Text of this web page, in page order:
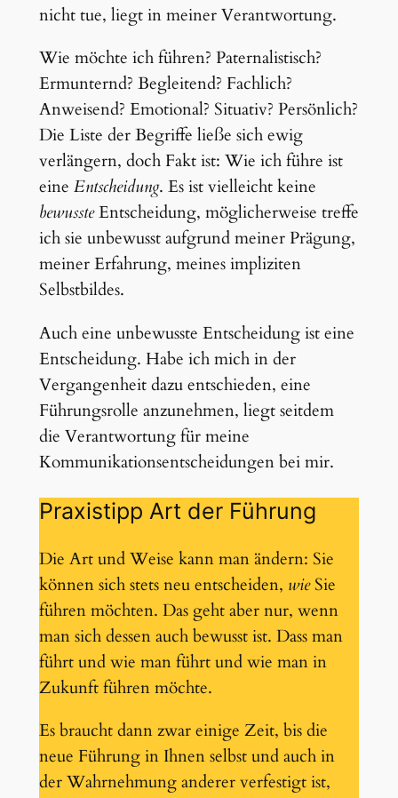
nicht tue, liegt in meiner Verantwortung.
Wie möchte ich führen? Paternalistisch?
Ermunternd? Begleitend? Fachlich?
Anweisend? Emotional? Situativ? Persönlich?
Die Liste der Begriffe ließe sich ewig
verlängern, doch Fakt ist: Wie ich führe ist
eine Entscheidung. Es ist vielleicht keine
bewussteEntscheidung, möglicherweise treffe
ich sie unbewusst aufgrund meiner Prägung,
meiner Erfahrung, meines impliziten
Selbstbildes.
Auch eine unbewusste Entscheidung ist eine
Entscheidung. Habe ich mich in der
Vergangenheit dazu entschieden, eine
Führungsrolle anzunehmen, liegt seitdem
die Verantwortung für meine
Kommunikationsentscheidungen bei mir.
Praxistipp Art der Führung
Die Art und Weise kann man ändern: Sie
können sich stets neu entscheiden, wieSie
führen möchten. Das geht aber nur, wenn
man sich dessen auch bewusst ist. Dass man
führt und wie man führt und wie man in
Zukunft führen möchte.
Es braucht dann zwar einige Zeit, bis die
neue Führung in Ihnen selbst und auch in
der Wahrnehmung anderer verfestigt ist,